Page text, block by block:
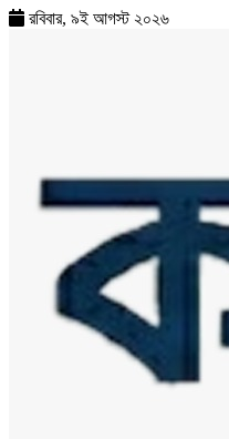
রবিবার, ৯ই আগস্ট ২০২৬